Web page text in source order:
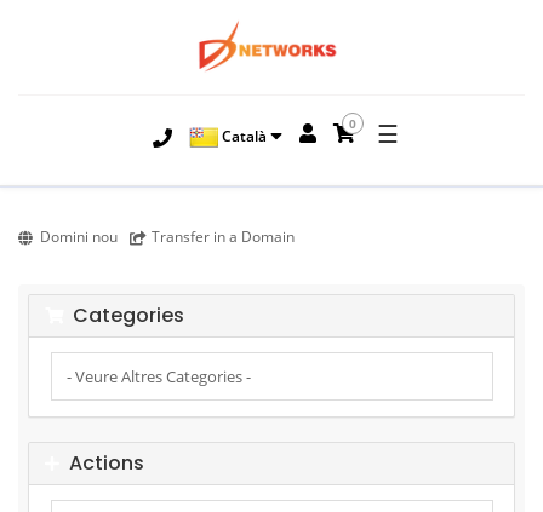
Català
0 ☰
Domini nou Transfer in a Domain
Categories
Actions